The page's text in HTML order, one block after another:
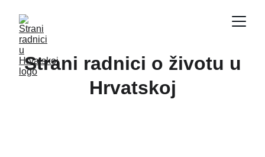
Strani radnici o životu u
Hrvatskoj